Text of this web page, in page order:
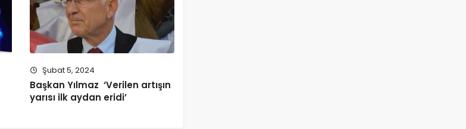
Şubat 5, 2024
Başkan Yılmaz ‘Verilen artışın
yarısı ilk aydan eridi’